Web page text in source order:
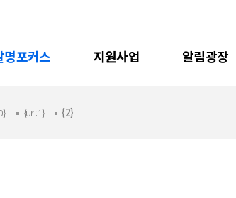
명포커스 지원사업 알림광장
{url:1} {2}